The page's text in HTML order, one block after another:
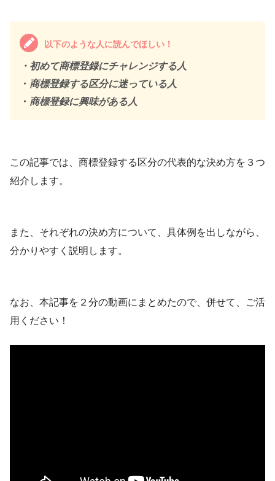
以下のような人に読んでほしい！
・初めて商標登録にチャレンジする人
・ 商標登録する区分に迷っている人
・ 商標登録に興味がある人
この記事では、商標登録する区分の代表的な決め方を３つ
紹介します。
また、それぞれの決め方について、具体例を出しながら、
分かりやすく説明します。
なお、本記事を２分の動画にまとめたので、併せて、ご活
用ください！